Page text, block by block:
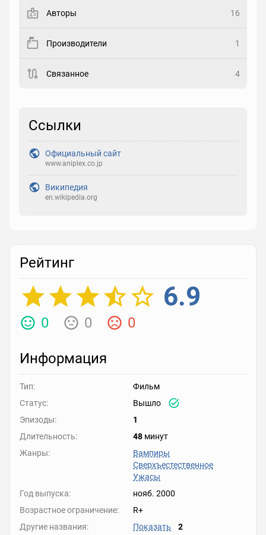
Рейтинг
Реакция
Авторы 16
Производители 1
Связанное 4
Ссылки
Официальный сайт
www.aniplex.co.jp
Википедия
en.wikipedia.org
Рейтинг
6.9
0 0 0
Информация
Тип:
Фильм
Статус:
Вышло
Эпизоды:
1
Длительность:
48 минут
Жанры:
Вампиры
Сверхъестественное
Ужасы
Год выпуска:
нояб. 2000
Возрастное ограничение:
R+
Другие названия:
Показать 2